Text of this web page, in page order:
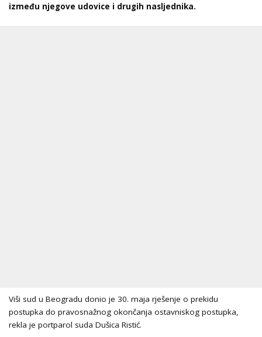
između njegove udovice i drugih nasljednika.
Viši sud u Beogradu donio je 30. maja rješenje o prekidu
postupka do pravosnažnog okončanja ostavniskog postupka,
rekla je portparol suda Dušica Ristić.